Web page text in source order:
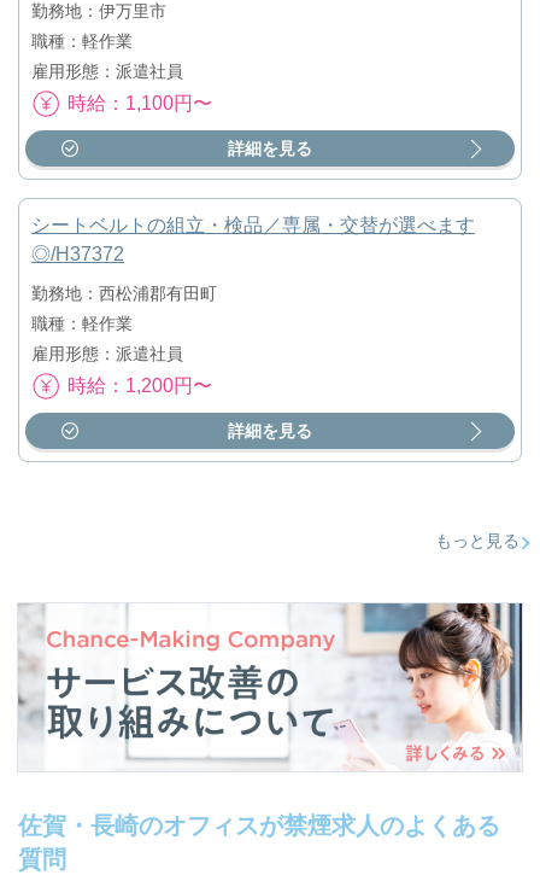
勤務地：伊万里市
職種：軽作業
雇用形態：派遣社員
時給：1,100円〜
詳細を見る
シートベルトの組立・検品／専属・交替が選べます
◎/H37372
勤務地：西松浦郡有田町
職種：軽作業
雇用形態：派遣社員
時給：1,200円〜
詳細を見る
もっと見る
佐賀・長崎のオフィスが禁煙求人のよくある
質問